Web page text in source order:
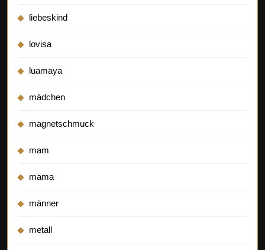
liebeskind
lovisa
luamaya
mädchen
magnetschmuck
mam
mama
männer
metall